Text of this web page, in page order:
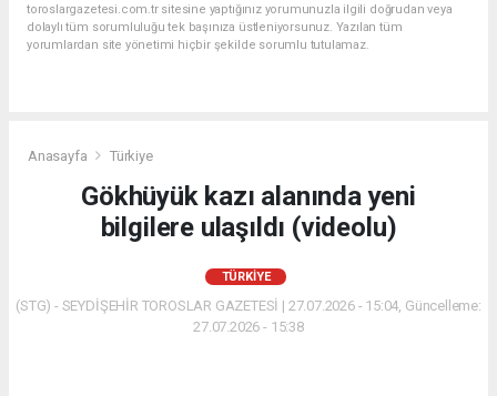
toroslargazetesi.com.tr sitesine yaptığınız yorumunuzla ilgili doğrudan veya
dolaylı tüm sorumluluğu tek başınıza üstleniyorsunuz. Yazılan tüm
yorumlardan site yönetimi hiçbir şekilde sorumlu tutulamaz.
Anasayfa Türkiye
Gökhüyük kazı alanında yeni
bilgilere ulaşıldı (videolu)
TÜRKIYE
(STG) - SEYDİŞEHİR TOROSLAR GAZETESİ | 27.07.2026 - 15:04, Güncelleme:
27.07.2026 - 15:38